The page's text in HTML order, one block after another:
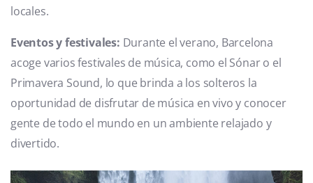
locales.
Eventos y festivales: Durante el verano, Barcelona
acoge varios festivales de música, como el Sónar o el
Primavera Sound, lo que brinda a los solteros la
oportunidad de disfrutar de música en vivo y conocer
gente de todo el mundo en un ambiente relajado y
divertido.